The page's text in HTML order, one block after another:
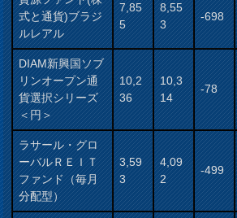
式と通貨)ブラジ
ルレアル
7,85
5
8,55
3
-698
DIAM新興国ソブ
リンオープン通
貨選択シリーズ
＜円＞
10,2
36
10,3
14
-78
ラサール・グロ
ーバルＲＥＩＴ
ファンド（毎月
分配型）
3,59
3
4,09
2
-499